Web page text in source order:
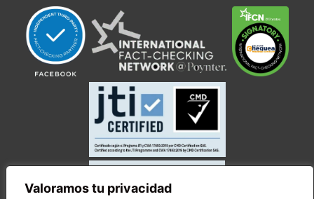
Valoramos tu privacidad